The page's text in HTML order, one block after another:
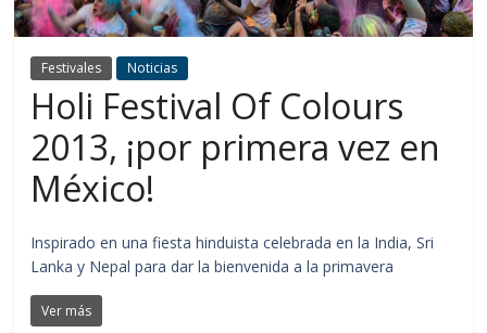
Festivales Noticias
Holi Festival Of Colours
2013, ¡por primera vez en
México!
Inspirado en una fiesta hinduista celebrada en la India, Sri
Lanka y Nepal para dar la bienvenida a la primavera
Ver más